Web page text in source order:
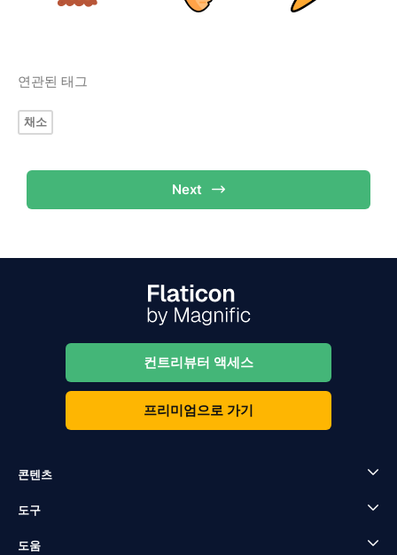
연관된 태그
채소
Next
컨트리뷰터 액세스
프리미엄으로 가기
콘텐츠
도구
도움